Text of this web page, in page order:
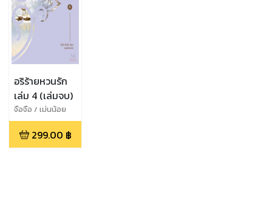
อริร้ายหวนรัก
เล่ม 4 (เล่มจบ)
จือจือ / เม่นน้อย
299.00 ฿